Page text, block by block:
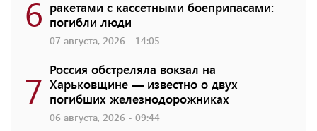
6 ракетами с кассетными боеприпасами:
погибли люди
07 августа, 2026 - 14:05
7 Россия обстреляла вокзал на
Харьковщине — известно о двух
погибших железнодорожниках
06 августа, 2026 - 09:44